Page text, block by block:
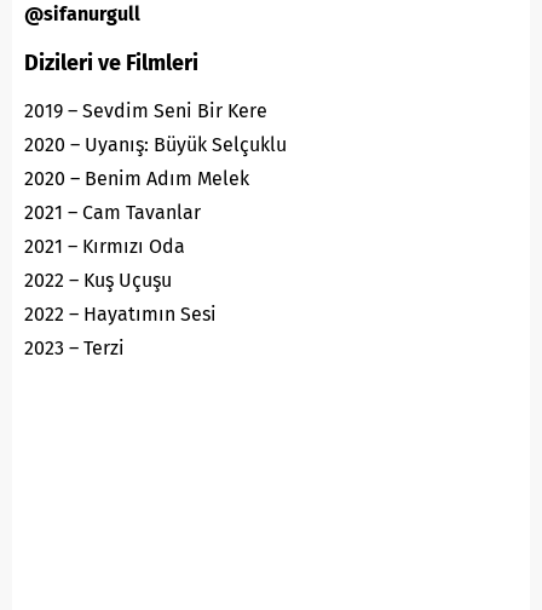
@sifanurgull
Dizileri ve Filmleri
2019 – Sevdim Seni Bir Kere
2020 – Uyanış: Büyük Selçuklu
2020 – Benim Adım Melek
2021 – Cam Tavanlar
2021 – Kırmızı Oda
2022 – Kuş Uçuşu
2022 – Hayatımın Sesi
2023 – Terzi